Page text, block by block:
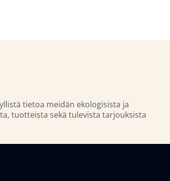
tietoa meidän ekologisista ja
tuotteista sekä tulevista tarjouksista